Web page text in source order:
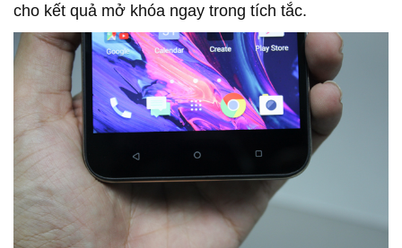
cho kết quả mở khóa ngay trong tích tắc.